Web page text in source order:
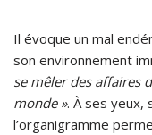
Il évoque un mal
son environnement
se mêler des affaires
monde ». À ses yeux,
l’organigramme